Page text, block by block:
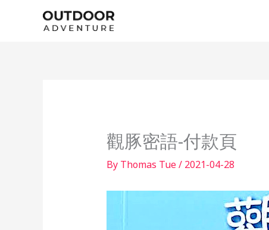
觀豚密語-付款頁
By Thomas Tue/ 2021-04-28